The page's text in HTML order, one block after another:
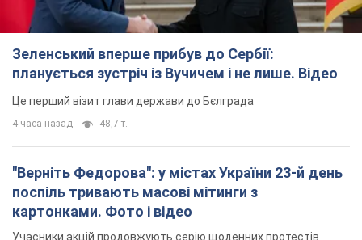
"Верніть Федорова": у містах України 23-й день
поспіль тривають масові мітинги з
картонками. Фото і відео
Учасники акцій продовжують серію щоденних протестів
2 часа назад 1,5 т.
Сенат США схвалив законопроєкт Грема про
санкції проти Росії: що далі
Документ передбачає нові економічні обмеження
4 минуты назад 3,6 т.